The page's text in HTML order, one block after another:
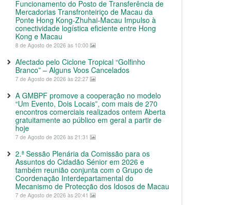
Funcionamento do Posto de Transferência de
Mercadorias Transfronteiriço de Macau da
Ponte Hong Kong-Zhuhai-Macau Impulso à
conectividade logística eficiente entre Hong
Kong e Macau
8 de Agosto de 2026 às 10:00
Afectado pelo Ciclone Tropical “Golfinho
Branco” – Alguns Voos Cancelados
7 de Agosto de 2026 às 22:27
A GMBPF promove a cooperação no modelo
“Um Evento, Dois Locais”, com mais de 270
encontros comerciais realizados ontem Aberta
gratuitamente ao público em geral a partir de
hoje
7 de Agosto de 2026 às 21:31
2.ª Sessão Plenária da Comissão para os
Assuntos do Cidadão Sénior em 2026 e
também reunião conjunta com o Grupo de
Coordenação Interdepartamental do
Mecanismo de Protecção dos Idosos de Macau
7 de Agosto de 2026 às 20:41